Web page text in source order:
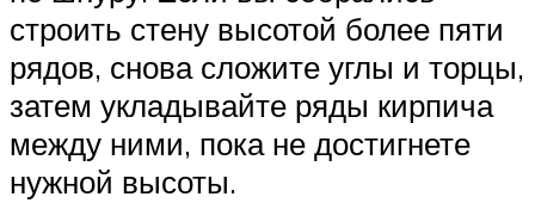
строить стену высотой более пяти
рядов, снова сложите углы и торцы,
затем укладывайте ряды кирпича
между ними, пока не достигнете
нужной высоты.